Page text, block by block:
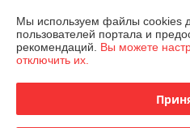
Контакты
Доставка и оплата
Мы используем файлы cookies
пользователей портала и
рекомендаций. Вы можете
отключить их.